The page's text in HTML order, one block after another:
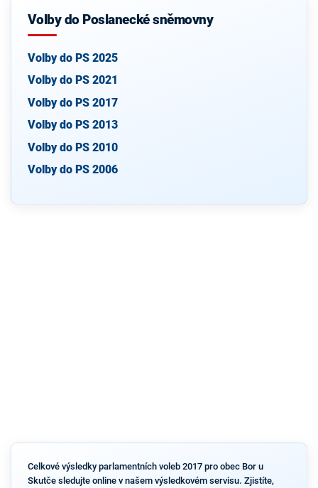
Volby do Poslanecké sněmovny
Volby do PS 2025
Volby do PS 2021
Volby do PS 2017
Volby do PS 2013
Volby do PS 2010
Volby do PS 2006
Celkové výsledky parlamentních voleb 2017 pro obec Bor u
Skutče sledujte online v našem výsledkovém servisu. Zjistíte,